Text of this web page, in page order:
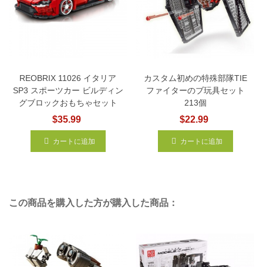
REOBRIX 11026 イタリア
SP3 スポーツカー ビルディン
グブロックおもちゃセット
$35.99
カートに追加
カスタム初めの特殊部隊TIE
ファイターのブ玩具セット
213個
$22.99
カートに追加
この商品を購入した方が購入した商品：